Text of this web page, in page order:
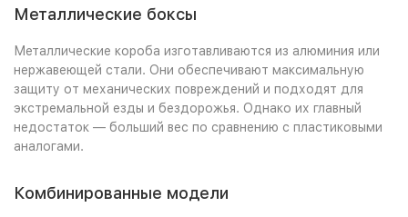
Металлические боксы
Металлические короба изготавливаются из алюминия или
нержавеющей стали. Они обеспечивают максимальную
защиту от механических повреждений и подходят для
экстремальной езды и бездорожья. Однако их главный
недостаток — больший вес по сравнению с пластиковыми
аналогами.
Комбинированные модели